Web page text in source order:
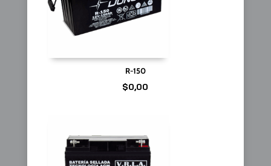
R-150
$0,00